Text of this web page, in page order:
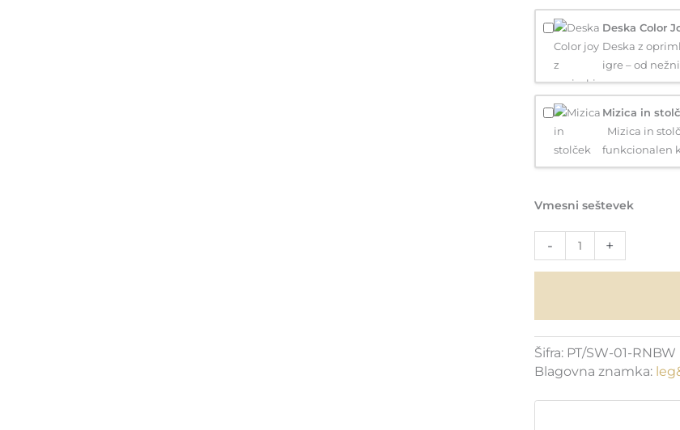
Deska Color
Deska z
igre – od
Mizica in
Mizica in
funkcionalen
Vmesni seštevek
-
Piklerjev
trikotnik
in
2v1
količina
+
Šifra: PT/SW-01-RNBW
Blagovna znamka: